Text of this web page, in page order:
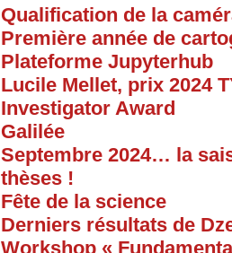
Qualification de la
Première année de
Plateforme Jupyterhub
Lucile Mellet, prix 2024
Investigator Award
Galilée
Septembre 2024… la
thèses !
Fête de la science
Derniers résultats de
Workshop «